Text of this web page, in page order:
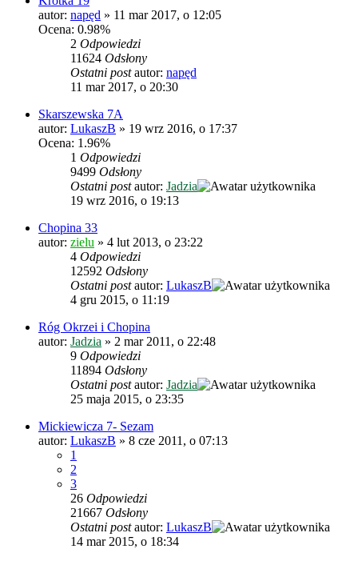
autor: napęd » 11 mar 2017, o 12:05
Ocena: 0.98%
2 Odpowiedzi
11624 Odsłony
Ostatni postautor: napęd
11 mar 2017, o 20:30
Skarszewska 7A
autor: LukaszB » 19 wrz 2016, o 17:37
Ocena: 1.96%
1 Odpowiedzi
9499 Odsłony
Ostatni postautor: Jadzia
19 wrz 2016, o 19:13
Chopina 33
autor: zielu » 4 lut 2013, o 23:22
4 Odpowiedzi
12592 Odsłony
Ostatni postautor: LukaszB
4 gru 2015, o 11:19
Róg Okrzei i Chopina
autor: Jadzia » 2 mar 2011, o 22:48
9 Odpowiedzi
11894 Odsłony
Ostatni postautor: Jadzia
25 maja 2015, o 23:35
Mickiewicza 7- Sezam
autor: LukaszB » 8 cze 2011, o 07:13
1
2
3
26 Odpowiedzi
21667 Odsłony
Ostatni postautor: LukaszB
14 mar 2015, o 18:34